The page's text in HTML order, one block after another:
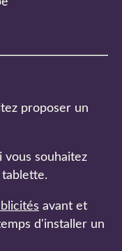
proposer un
vous souhaitez
avant et
d'installer un